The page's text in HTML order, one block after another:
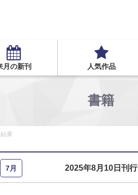
月の新刊 人気作品
書籍
果
2025年8月10日刊行
7月